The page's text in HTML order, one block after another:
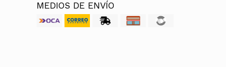
MEDIOS DE ENVÍO